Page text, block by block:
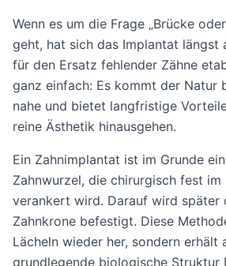
Wenn es um die Frage „Brücke
geht, hat sich das Implantat längst
für den Ersatz fehlender Zähne
ganz einfach: Es kommt der Natur
nahe und bietet langfristige
reine Ästhetik hinausgehen.
Ein Zahnimplantat ist im Grunde
Zahnwurzel, die chirurgisch fest im
verankert wird. Darauf wird später
Zahnkrone befestigt. Diese
Lächeln wieder her, sondern erhält
grundlegende biologische Struktur